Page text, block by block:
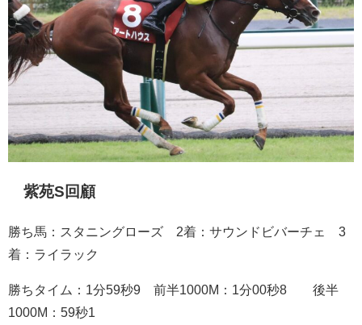
紫苑S回顧
勝ち馬：スタニングローズ 2着：サウンドビバーチェ 3
着：ライラック
勝ちタイム：1分59秒9 前半1000M：1分00秒8 後半
1000M：59秒1